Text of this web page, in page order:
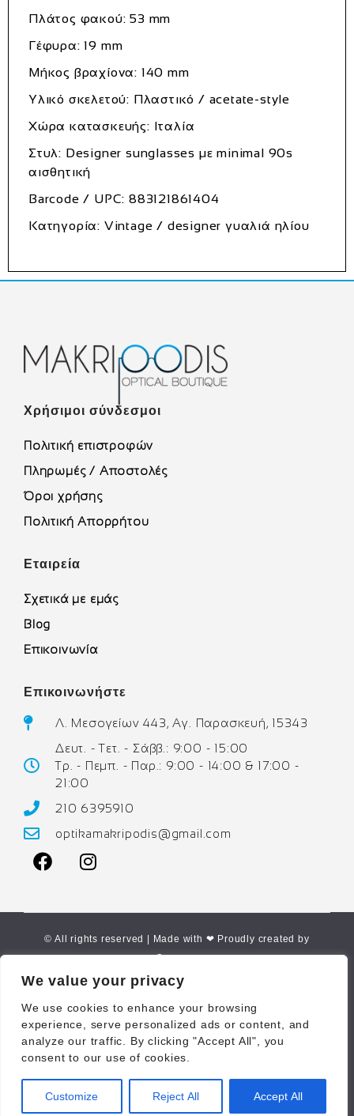
We value your privacy
We use cookies to enhance your browsing
experience, serve personalized ads or content, and
analyze our traffic. By clicking "Accept All", you
consent to our use of cookies.
Customize Reject All Accept All
Πλάτος φακού: 53 mm
Γέφυρα: 19 mm
Μήκος βραχίονα: 140 mm
Υλικό σκελετού: Πλαστικό / acetate-style
Χώρα κατασκευής: Ιταλία
Στυλ: Designer sunglasses με minimal 90s
αισθητική
Barcode / UPC: 883121861404
Κατηγορία: Vintage / designer γυαλιά ηλίου
Χρήσιμοι σύνδεσμοι
Πολιτική επιστροφών
Πληρωμές / Αποστολές
Όροι χρήσης
Πολιτική Απορρήτου
Εταιρεία
Σχετικά με εμάς
Blog
Επικοινωνία
Επικοινωνήστε
Λ. Μεσογείων 443, Αγ. Παρασκευή, 15343
Δευτ. - Τετ. - Σάββ.: 9:00 - 15:00
Τρ. - Πεμπ. - Παρ.: 9:00 - 14:00 & 17:00 -
21:00
210 6395910
optikamakripodis@gmail.com
© All rights reserved | Made with ❤ Proudly created by
Corne.gr